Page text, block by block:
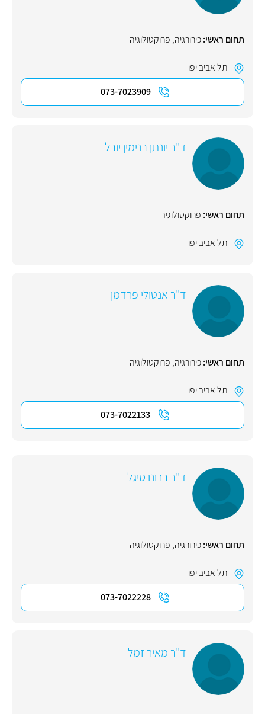
תחום ראשי:כירורגיה, פרוקטולוגיה
תל אביב יפו
073-7023909
ד"ר יונתן בנימין יובל
תחום ראשי: פרוקטולוגיה
תל אביב יפו
ד"ר אנטולי פרדמן
תחום ראשי:כירורגיה, פרוקטולוגיה
תל אביב יפו
073-7022133
ד"ר ברונו סיגל
תחום ראשי:כירורגיה, פרוקטולוגיה
תל אביב יפו
073-7022228
ד"ר מאיר זמל